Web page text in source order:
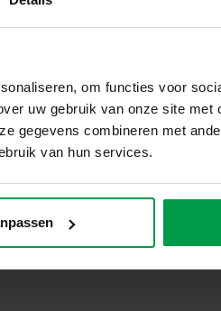
om functies voor
uw gebruik van onze site met
gegevens combineren met
van hun services.
geproduceerd en getest in
veiligheidsnormen.
Het is een geweldig cadeau
urenlang plezier,
groeit terwijl ze kleurrijke